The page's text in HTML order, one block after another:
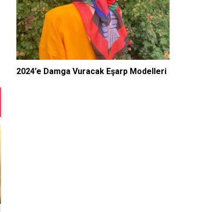
2024’e Damga Vuracak Eşarp Modelleri